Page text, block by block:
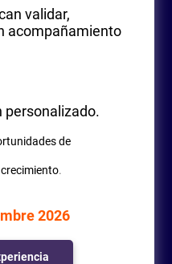
validar,
acompañamiento
personalizado.
de
.
2026